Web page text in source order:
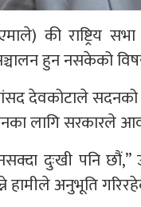
की राष्ट्रिय
हुन नसकेको
देवकोटाले
लागि सरकारले
दुःखी पनि छौं,”
अनुभूति